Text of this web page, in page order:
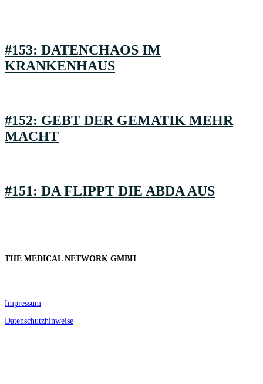
#153: DATENCHAOS IM
KRANKENHAUS
#152: GEBT DER GEMATIK MEHR
MACHT
#151: DA FLIPPT DIE ABDA AUS
THE MEDICAL NETWORK GMBH
Impressum
Datenschutzhinweise